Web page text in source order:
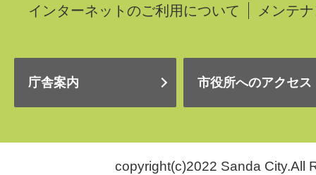
インターネットのご利用について
メンテ
庁舎案内 市役所へのアクセス
copyright(c)2022 Sanda City.All